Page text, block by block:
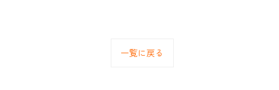
一覧に戻る